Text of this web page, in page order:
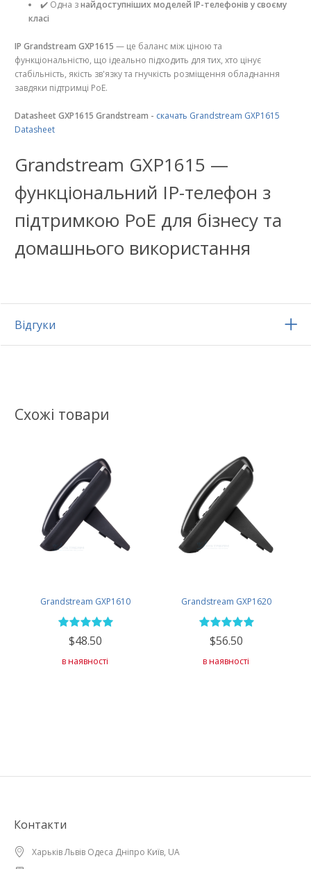
✔️ Одна знайдоступніших моделей IP-телефонів у своєму
класі
IP Grandstream GXP1615 — це баланс між ціною та
функціональністю, що ідеально підходить для тих, хто цінує
стабільність, якість зв'язку та гнучкість розміщення обладнання
завдяки підтримці PoE.
Datasheet GXP1615 Grandstream - скачать Grandstream GXP1615
Datasheet
Grandstream GXP1615 —
функціональний IP-телефон з
підтримкою PoE для бізнесу та
домашнього використання
Відгуки
Схожі товари
Grandstream GXP1610
$48.50
в наявності
Grandstream GXP1620
$56.50
в наявності
Контакти
Харьків Львів Одеса Дніпро Київ, UA